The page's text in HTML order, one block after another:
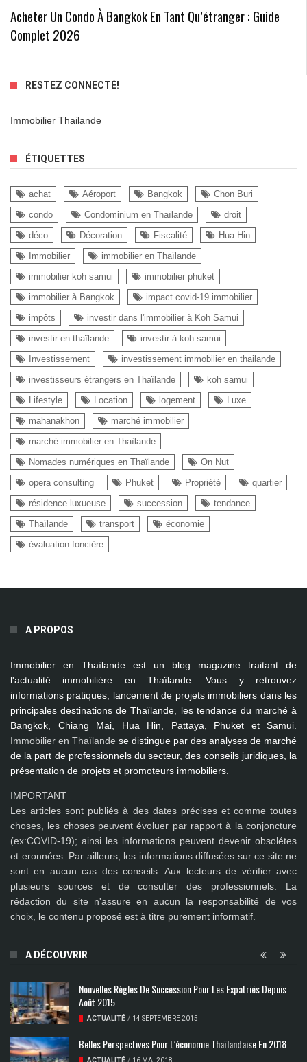
Acheter Un Condo À Bangkok En Tant Qu’étranger : Guide
Complet 2026
RESTEZ CONNECTÉ!
Immobilier Thailande
ÉTIQUETTES
achat Aéroport Bangkok
Chon Buri
condo
Condominium en Thaïlande
droit
déco
Décoration Fiscalité
Hua Hin
Immobilier
immobilier en Thaïlande
immobilier koh samui
immobilier phuket
immobilier à Bangkok
impact covid-19 immobilier
impôts
investir dans l'immobilier à Koh Samui
investir en thaïlande
investir à koh samui
Investissement
investissement immobilier en thailande
investisseurs étrangers en Thaïlande
koh samui
Lifestyle
Location logement
Luxe
mahanakhon
marché immobilier
marché immobilier en Thaïlande
Nomades numériques en Thaïlande
On Nut
opera consulting
Phuket Propriété
quartier
résidence luxueuse
succession
tendance
Thaïlande
transport
économie
évaluation foncière
A PROPOS
Immobilier en Thaïlande est un blog magazine traitant de
l'actualité immobilière en Thaïlande. Vous y retrouvez
informations pratiques, lancement de projets immobiliers dans les
principales destinations de Thaïlande, les tendance du marché à
Bangkok, Chiang Mai, Hua Hin, Pattaya, Phuket et Samui
Immobilier en Thaïlande se distingue par des analyses de marché
de la part de professionnels du secteur, des conseils juridiques, la
présentation de projets et promoteurs immobiliers.
IMPORTANT
Les articles sont publiés à des dates précises et comme toutes
choses, les choses peuvent évoluer par rapport à la conjoncture
(ex:COVID-19); ainsi les informations peuvent devenir obsolétes
et eronnées. Par ailleurs, les informations diffusées sur ce site ne
sont en aucun cas des conseils. Aux lecteurs de vérifier avec
plusieurs sources et de consulter des professionnels. La
rédaction du site n'assure en aucun la responsabilité de vos
choix, le contenu proposé est à titre purement informatif.
A DÉCOUVRIR
Nouvelles Règles De Succession Pour Les Expatriés Depuis
Août 2015
ACTUALITÉ / 14 SEPTEMBRE 2015
Belles Perspectives Pour L’économie Thaïlandaise En 2018
ACTUALITÉ / 16 MAI 2018